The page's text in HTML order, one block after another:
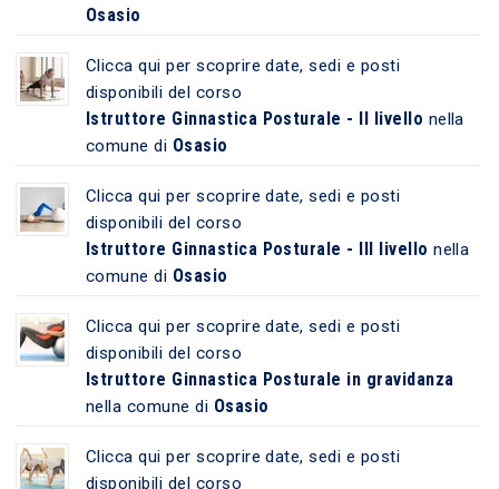
Osasio
Clicca qui per scoprire date, sedi e posti
disponibili del corso
Istruttore Ginnastica Posturale - II livello nella
comune di Osasio
Clicca qui per scoprire date, sedi e posti
disponibili del corso
Istruttore Ginnastica Posturale - III livello nella
comune di Osasio
Clicca qui per scoprire date, sedi e posti
disponibili del corso
Istruttore Ginnastica Posturale in gravidanza
nella comune di Osasio
Clicca qui per scoprire date, sedi e posti
disponibili del corso